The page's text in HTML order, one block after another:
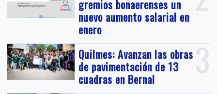
gremios bonaerenses un
nuevo aumento salarial en
enero
3
Quilmes: Avanzan las obras
de pavimentación de 13
cuadras en Bernal